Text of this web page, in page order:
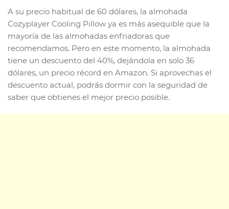
A su precio habitual de 60 dólares, la almohada
Cozyplayer Cooling Pillow ya es más asequible que la
mayoría de las almohadas enfriadoras que
recomendamos. Pero en este momento, la almohada
tiene un descuento del 40%, dejándola en solo 36
dólares, un precio récord en Amazon. Si aprovechas el
descuento actual, podrás dormir con la seguridad de
saber que obtienes el mejor precio posible.